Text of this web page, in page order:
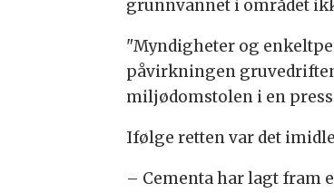
grunnvannet i området
"Myndigheter og
påvirkningen
miljødomstolen i en
Ifølge retten var det
– Cementa har lagt fram